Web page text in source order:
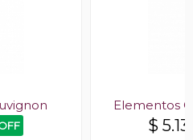
Elementos
$